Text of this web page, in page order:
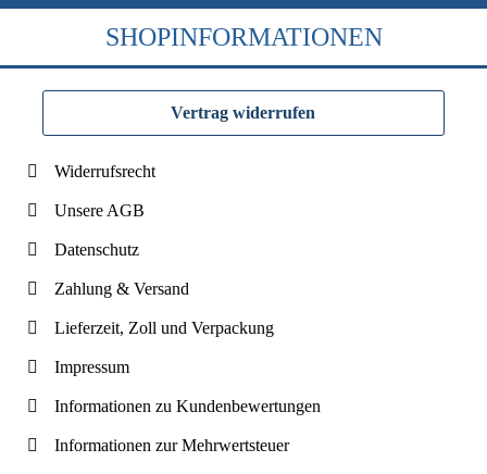
SHOPINFORMATIONEN
Vertrag widerrufen
Widerrufsrecht
Unsere AGB
Datenschutz
Zahlung & Versand
Lieferzeit, Zoll und Verpackung
Impressum
Informationen zu Kundenbewertungen
Informationen zur Mehrwertsteuer